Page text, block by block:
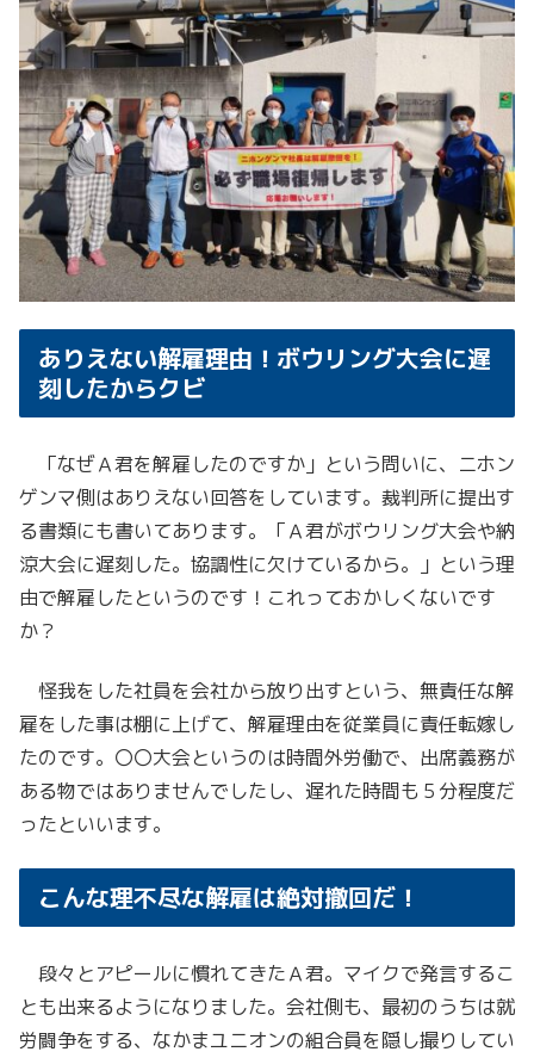
ありえない解雇理由！ボウリング大会に遅
刻したからクビ
「なぜＡ君を解雇したのですか」という問いに、ニホン
ゲンマ側はありえない回答をしています。裁判所に提出す
る書類にも書いてあります。「Ａ君がボウリング大会や納
涼大会に遅刻した。協調性に欠けているから。」という理
由で解雇したというのです！これっておかしくないです
か？
怪我をした社員を会社から放り出すという、無責任な解
雇をした事は棚に上げて、解雇理由を従業員に責任転嫁し
たのです。〇〇大会というのは時間外労働で、出席義務が
ある物ではありませんでしたし、遅れた時間も５分程度だ
ったといいます。
こんな理不尽な解雇は絶対撤回だ！
段々とアピールに慣れてきたＡ君。マイクで発言するこ
とも出来るようになりました。会社側も、最初のうちは就
労闘争をする、なかまユニオンの組合員を隠し撮りしてい